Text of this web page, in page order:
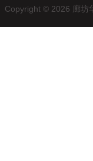
Copyright © 2026 廊